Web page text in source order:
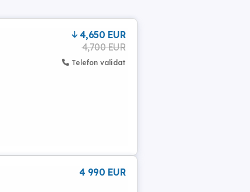
4,650 EUR
4,700 EUR
Telefon validat
4 990 EUR